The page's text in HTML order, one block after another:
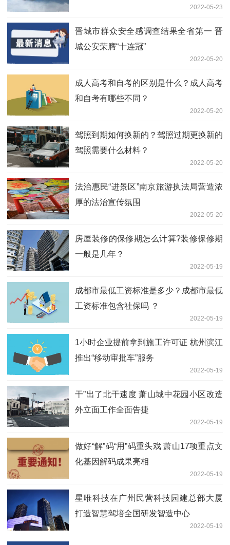
2022-05-23
晋城市群众安全感调查结果全省第一 晋
城公安荣膺“十连冠”
2022-05-20
成人高考和自考的区别是什么？成人高考
和自考有哪些不同？
2022-05-20
驾照到期如何换新的？驾照过期更换新的
驾照需要什么材料？
2022-05-20
法治惠民“进景区”南京旅游执法局营造浓
厚的法治宣传氛围
2022-05-20
房屋装修的保修期怎么计算?装修保修期
一般是几年？
2022-05-19
成都市最低工资标准是多少？成都市最低
工资标准包含社保吗 ？
2022-05-19
1小时企业提前拿到施工许可证 杭州滨江
推出“移动审批车”服务
2022-05-19
干”出了北干速度 萧山城中花园小区改造
外立面工作全面告捷
2022-05-19
做好“解”码“用”码重头戏 萧山17项重点文
化基因解码成果亮相
2022-05-19
星唯科技在广州民营科技园建总部大厦
打造智慧驾培全国研发智造中心
2022-05-19